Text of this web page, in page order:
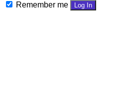
Remember me
Log In